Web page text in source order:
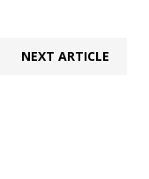
NEXT ARTICLE